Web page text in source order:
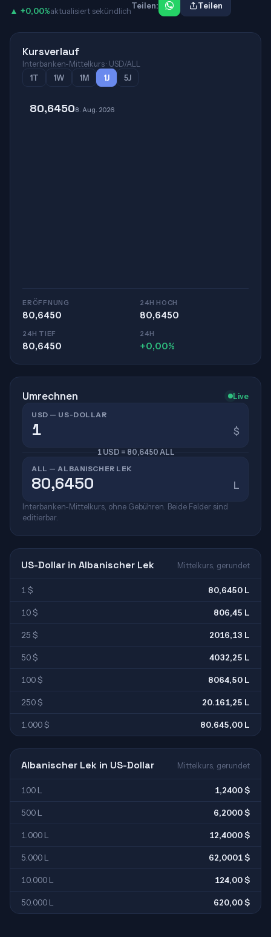
▲ +0,00%aktualisiert sekündlich
Teilen: Teilen
Kursverlauf
Interbanken-Mittelkurs · USD/ALL
1T
1W 1M 1J 5J
80,64508. Aug. 2026
ERÖFFNUNG
80,6450
24H HOCH
80,6450
24H TIEF
80,6450
24H
+0,00%
Umrechnen Live
USD — US-DOLLAR
$
1 USD = 80,6450 ALL
ALL — ALBANISCHER LEK
L
Interbanken-Mittelkurs, ohne Gebühren. Beide Felder sind
editierbar.
US-Dollar in Albanischer Lek Mittelkurs, gerundet
1 $ 80,6450 L
10 $ 806,45 L
25 $ 2016,13 L
50 $ 4032,25 L
100 $ 8064,50 L
250 $ 20.161,25 L
1.000 $ 80.645,00 L
Albanischer Lek in US-Dollar Mittelkurs, gerundet
100 L 1,2400 $
500 L 6,2000 $
1.000 L 12,4000 $
5.000 L 62,0001 $
10.000 L 124,00 $
50.000 L 620,00 $